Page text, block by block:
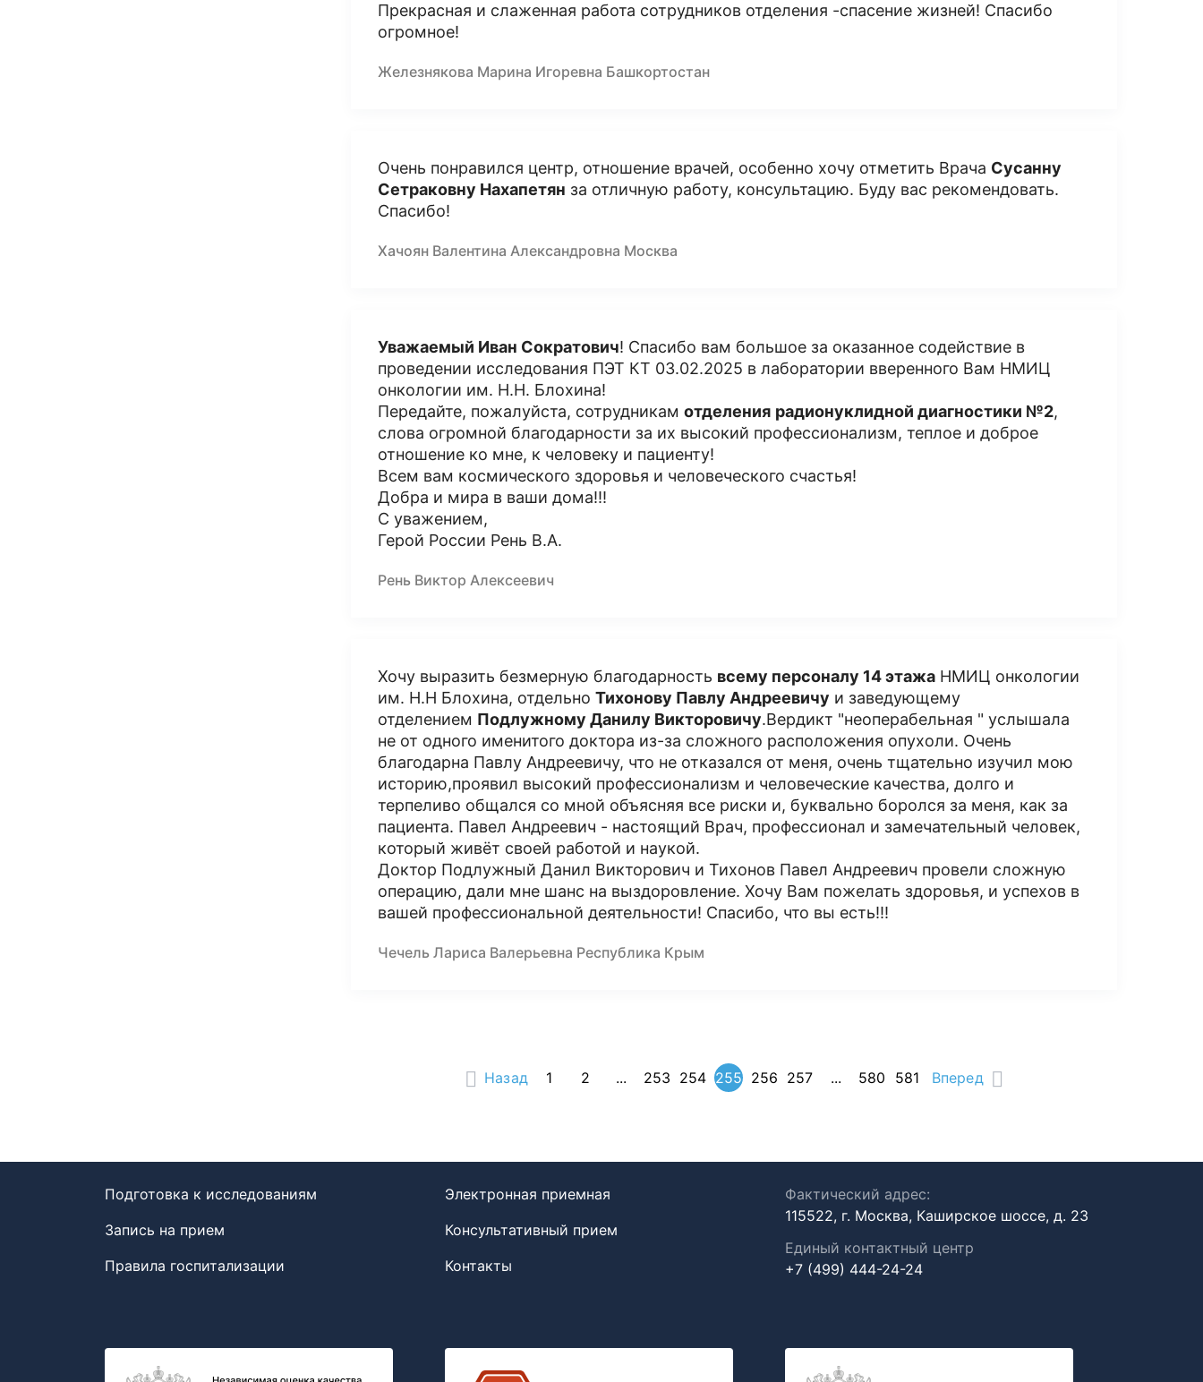
Прекрасная и слаженная работа сотрудников отделения -спасение жизней! Спасибо
огромное!
Железнякова Марина Игоревна Башкортостан
Очень понравился центр, отношение врачей, особенно хочу отметить Врача Сусанну
Сетраковну Нахапетян за отличную работу, консультацию. Буду вас рекомендовать.
Спасибо!
Хачоян Валентина Александровна Москва
Уважаемый Иван Сократович! Спасибо вам большое за оказанное содействие в
проведении исследования ПЭТ КТ 03.02.2025 в лаборатории вверенного Вам НМИЦ
онкологии им. Н.Н. Блохина!
Передайте, пожалуйста, сотрудникам отделения радионуклидной диагностики №2,
слова огромной благодарности за их высокий профессионализм, теплое и доброе
отношение ко мне, к человеку и пациенту!
Всем вам космического здоровья и человеческого счастья!
Добра и мира в ваши дома!!!
С уважением,
Герой России Рень В.А.
Рень Виктор Алексеевич
Хочу выразить безмерную благодарность всему персоналу 14 этажаНМИЦ онкологии
им. Н.Н Блохина, отдельно Тихонову Павлу Андреевичу и заведующему
отделением Подлужному Данилу Викторовичу.Вердикт "неоперабельная " услышала
не от одного именитого доктора из-за сложного расположения опухоли. Очень
благодарна Павлу Андреевичу, что не отказался от меня, очень тщательно изучил мою
историю,проявил высокий профессионализм и человеческие качества, долго и
терпеливо общался со мной объясняя все риски и, буквально боролся за меня, как за
пациента. Павел Андреевич - настоящий Врач, профессионал и замечательный человек,
который живёт своей работой и наукой.
Доктор Подлужный Данил Викторович и Тихонов Павел Андреевич провели сложную
операцию, дали мне шанс на выздоровление. Хочу Вам пожелать здоровья, и успехов в
вашей профессиональной деятельности! Спасибо, что вы есть!!!
Чечель Лариса Валерьевна Республика Крым
Назад 1 2 ... 253 254 255 256 257 ... 580 581 Вперед
Подготовка к исследованиям
Запись на прием
Правила госпитализации
Электронная приемная
Консультативный прием
Контакты
Фактический адрес:
115522, г. Москва, Каширское шоссе, д. 23
Единый контактный центр
+7 (499) 444-24-24